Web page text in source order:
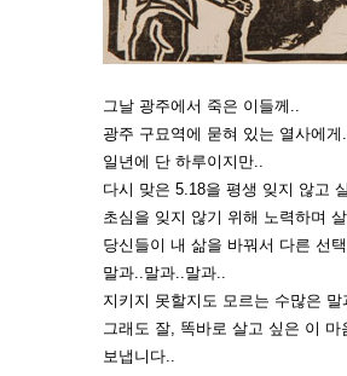
그날 광주에서 죽은 이들께..
광주 구묘역에 묻혀 있는 열사에게..
일년에 단 하루이지만..
다시 맞은 5.18을 평생 잊지 않고
초심을 잊지 않기 위해 노력하며 살
당신들이 내 삶을 바꿔서 다른 선
말과..말과..말과..
지키지 못할지도 모르는 수많은 말
그래도 잘, 똑바로 살고 싶은 이 마
보냅니다..